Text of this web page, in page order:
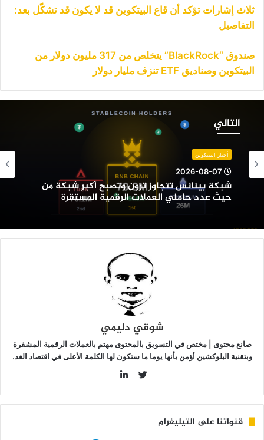
ثلاث إشارات تؤكد أن قاع البيتكوين قد لا يكون قد تشكّل بعد:
التفاصيل
صندوق “BlackRock” يتخلص من 317 مليون دولار من
البيتكوين وصناديق ETF تنزف مليار دولار
التالي
وتصبح
أكبر
شبكة
حاملي
العملات
أخبار البيتكوين
2026-08-07
شبكة بينانس تتجاوز ترون وتصبح أكبر شبكة من
حيث عدد حاملي العملات الرقمية المستقرة
شوقي دليمي
صانع محتوى | مختص في التسويق بالمحتوى مهتم بالعملات الرقمية المشفرة
وبتقنية البلوكشين أؤمن بأنها يوما ما ستكون لها الكلمة الأعلى في اقتصاد الغد.
قنواتنا على التيليغرام